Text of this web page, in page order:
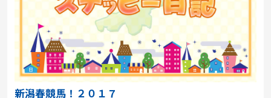
ニュース
天気
プレゼント
新潟春競馬！２０１７